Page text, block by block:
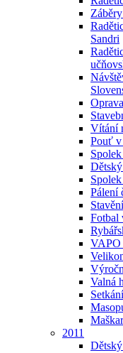
Sandri
Vítání
Pouť v
Pálení
Fotbal
VAPO
Valná
2011